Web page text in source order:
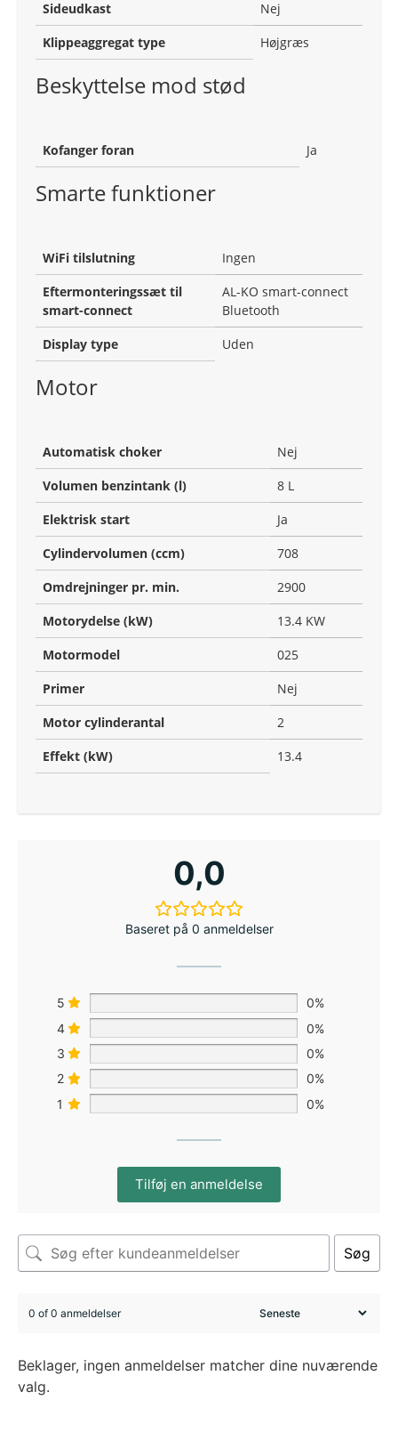
Sideudkast
Nej
Klippeaggregat type
Højgræs
Beskyttelse mod stød
Kofanger foran Ja
Smarte funktioner
WiFi tilslutning
Ingen
Eftermonteringssæt til
smart-connect
AL-KO smart-connect
Bluetooth
Display type
Uden
Motor
Automatisk choker
Nej
Volumen benzintank (l)
8 L
Elektrisk start
Ja
Cylindervolumen (ccm)
708
Omdrejninger pr. min.
2900
Motorydelse (kW)
13.4 KW
Motormodel
025
Primer
Nej
Motor cylinderantal
2
Effekt (kW)
13.4
0,0
Baseret på 0 anmeldelser
5
0%
4
0%
3
0%
2
0%
1
0%
Tilføj en anmeldelse
Søg
0 of 0 anmeldelser
Beklager, ingen anmeldelser matcher dine nuværende
valg.